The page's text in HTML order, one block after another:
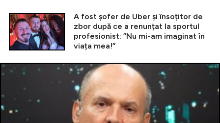
A fost șofer de Uber și însoțitor de
zbor după ce a renunțat la sportul
profesionist: ”Nu mi-am imaginat în
viața mea!”